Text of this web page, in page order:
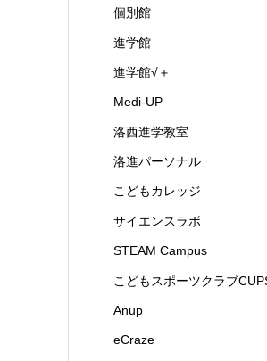
個別館
進学館
進学館√＋
Medi-UP
洛西進学教室
洛進パーソナル
こどもカレッジ
サイエンスラボ
STEAM Campus
こどもスポーツクラブ
Anup
eCraze